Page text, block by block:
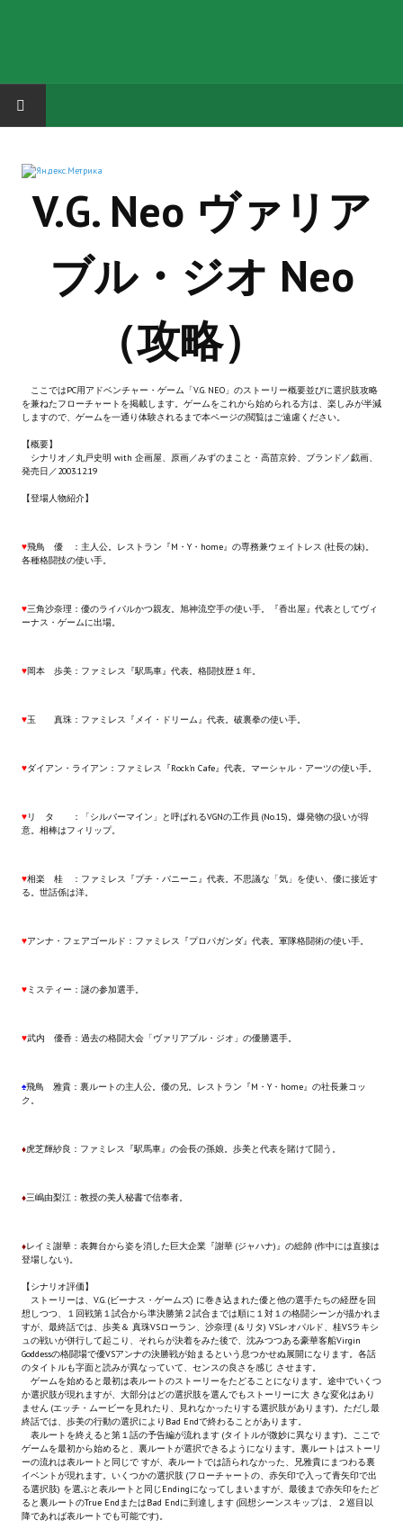
ГРУППА "КАРЛ ВЕЛИКИЙ"
Русская биржа
Aliens vs Predator 2 (Русские субтитры)
Dungeon Siege 2 Legendary Mod (Русские субтитры)
Новый ГГ
Моды группы
Теневой кардинал для Скайрима
Kitana HGEC
Apella CBBE SSE BodySlide (with Physics)
Kitana CBBE SSE BodySlide (with Physics)
Nekomimi
Wedding Wear CBBE SSE BodySlide (with Physics)
Наёмный оборотень
REBalance
X2 - The Threat Remaster Fan Edition
Sacred Gold Remaster Fan Edition
Red Faction remaster Fan Edition
Aliens versus Predator 1 Remaster Fan Edition
Age of Pirates: Caribbean Tales Remaster Fan Edition
Корсары 3 Сундук мертвеца Remaster Fan Edition
Sea Dogs - City of Abandoned Ships Remaster Fan Edition
Sea Dogs Remaster Fan Edition
НОВОСТИ ПОРТАЛА
V.G. Neo ヴァリア
ブル・ジオ Neo
（攻略）
ここではPC用アドベンチャー・ゲーム「V.G. NEO」のストーリー概要並びに選択肢攻略
を兼ねたフローチャートを掲載します。ゲームをこれから始められる方は、楽しみが半減
しますので、ゲームを一通り体験されるまで本ページの閲覧はご遠慮ください。
【概要】
シナリオ／丸戸史明 with 企画屋、原画／みずのまこと・高苗京鈴、ブランド／戯画、
発売日／2003.12.19
【登場人物紹介】
♥飛鳥 優 ：主人公。レストラン『M・Y・home』の専務兼ウェイトレス (社長の妹)。
各種格闘技の使い手。
♥三角沙奈理：優のライバルかつ親友。旭神流空手の使い手。『香出屋』代表としてヴィ
ーナス・ゲームに出場。
♥岡本 歩美：ファミレス『駅馬車』代表。格闘技歴１年。
♥玉 真珠：ファミレス『メイ・ドリーム』代表。破裏拳の使い手。
♥ダイアン・ライアン：ファミレス『Rock'n Cafe』代表。マーシャル・アーツの使い手。
♥リ タ ：「シルバーマイン」と呼ばれるVGNの工作員 (No.15)。爆発物の扱いが得
意。相棒はフィリップ。
♥相楽 桂 ：ファミレス『プチ・バニーニ』代表。不思議な「気」を使い、優に接近す
る。世話係は洋。
♥アンナ・フェアゴールド：ファミレス『プロパガンダ』代表。軍隊格闘術の使い手。
♥ミスティー：謎の参加選手。
♥武内 優香：過去の格闘大会「ヴァリアブル・ジオ」の優勝選手。
♠飛鳥 雅貴：裏ルートの主人公。優の兄。レストラン『M・Y・home』の社長兼コッ
ク。
♦虎芝輝紗良：ファミレス『駅馬車』の会長の孫娘。歩美と代表を賭けて闘う。
♦三嶋由梨江：教授の美人秘書で信奉者。
♦レイミ謝華：表舞台から姿を消した巨大企業『謝華 (ジャハナ)』の総帥 (作中には直接は
登場しない)。
【シナリオ評価】
ストーリーは、V.G. (ビーナス・ゲームズ) に巻き込まれた優と他の選手たちの経歴を回
想しつつ、１回戦第１試合から準決勝第２試合までは順に１対１の格闘シーンが描かれま
すが、最終話では、歩美＆ 真珠VSローラン、沙奈理 (＆リタ) VSレオパルド、桂VSラキシ
ュの戦いが併行して起こり、それらが決着をみた後で、沈みつつある豪華客船Virgin
Goddessの格闘場で優VSアンナの決勝戦が始まるという息つかせぬ展開になります。各話
のタイトルも字面と読みが異なっていて、センスの良さを感じ させます。
ゲームを始めると最初は表ルートのストーリーをたどることになります。途中でいくつ
か選択肢が現れますが、大部分はどの選択肢を選んでもストーリーに大 きな変化はあり
ません (エッチ・ムービーを見れたり、見れなかったりする選択肢があります)。ただし最
終話では、歩美の行動の選択によりBad Endで終わることがあります。
表ルートを終えると第１話の予告編が流れます (タイトルが微妙に異なります)。ここで
ゲームを最初から始めると、裏ルートが選択できるようになります。裏ルートはストーリ
ーの流れは表ルートと同じで すが、表ルートでは語られなかった、兄雅貴にまつわる裏
イベントが現れます。いくつかの選択肢 (フローチャートの、赤矢印で入って青矢印で出
る選択肢) を選ぶと表ルートと同じEndingになってしまいますが、最後まで赤矢印をたど
ると裏ルートのTrue EndまたはBad Endに到達します (回想シーンスキップは、２巡目以
降であれば表ルートでも可能です)。